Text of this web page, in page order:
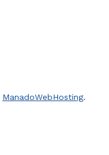
ManadoWebHosting.